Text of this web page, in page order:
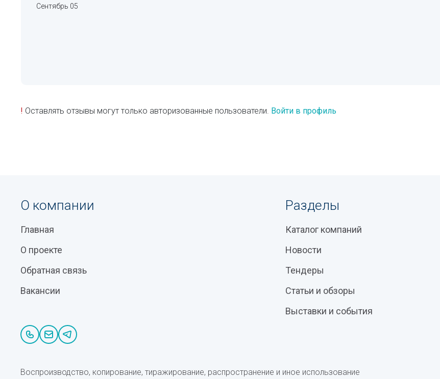
Сентябрь 05
! Оставлять отзывы могут только авторизованные пользователи. Войти в профиль
О компании
Главная
О проекте
Обратная связь
Вакансии
Разделы
Каталог компаний
Новости
Тендеры
Статьи и обзоры
Выставки и события
Воспроизводство, копирование, тиражирование, распространение и иное использование